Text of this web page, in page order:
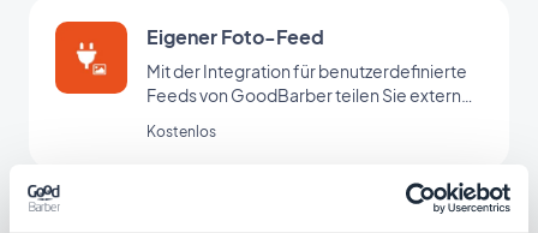
Eigener Foto-Feed
Mit der Integration für benutzerdefinierte
Feeds von GoodBarber teilen Sie externe
benutzerdefinierten Feed.
Kostenlos